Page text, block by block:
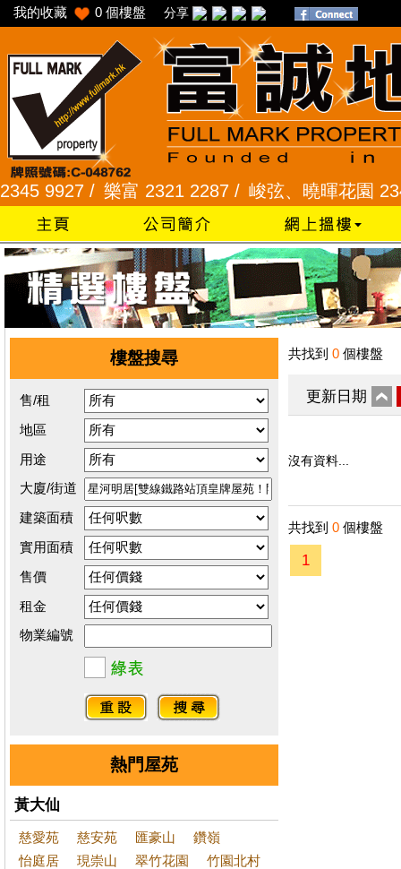
我的收藏 0 個樓盤 分享
9927 /樂富 2321 2287 / 峻弦、曉暉花園 2345
樓盤搜尋
售/租
地區
用途
大廈/街道
建築面積
實用面積
售價
租金
物業編號
熱門屋苑
黃大仙
慈愛苑 慈安苑 匯豪山
鑽嶺
怡庭居
現崇山 翠竹花園
竹園北村
共找到 0 個樓盤
更新日期
沒有資料...
共找到 0 個樓盤
1